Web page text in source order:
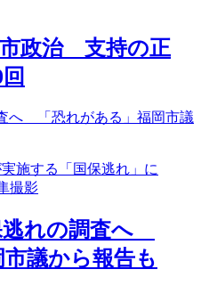
政治 支持の正
へ 「恐れがある」福岡市議
逃れの調査へ
市議から報告も